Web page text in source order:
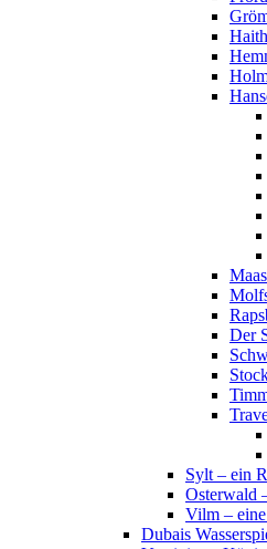
Der
Sylt – ein
Osterwald
Vilm – eine
Dubais